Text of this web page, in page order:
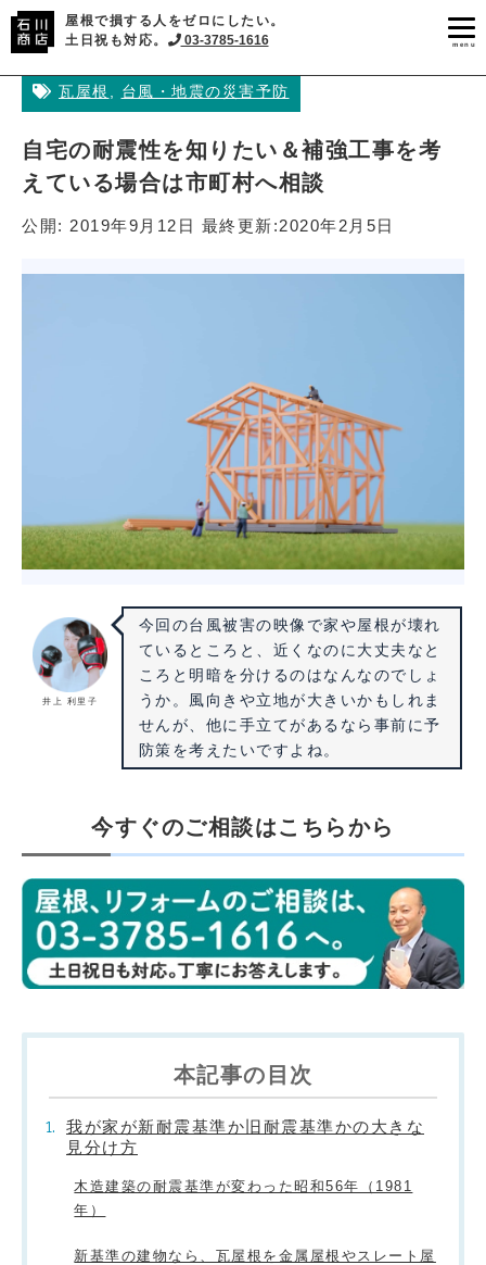
屋根で損する人をゼロにしたい。
土日祝も対応。
03-3785-1616 menu
瓦屋根 , 台風・地震の災害予防
自宅の耐震性を知りたい＆補強工事を考
えている場合は市町村へ相談
公開: 2019年9月12日 最終更新:2020年2月5日
井上 利里子
今回の台風被害の映像で家や屋根が壊れ
ているところと、近くなのに大丈夫なと
ころと明暗を分けるのはなんなのでしょ
うか。風向きや立地が大きいかもしれま
せんが、他に手立てがあるなら事前に予
防策を考えたいですよね。
今すぐのご相談はこちらから
本記事の目次
我が家が新耐震基準か旧耐震基準かの大きな
見分け方
木造建築の耐震基準が変わった昭和56年（1981
年）
新基準の建物なら、瓦屋根を金属屋根やスレート屋